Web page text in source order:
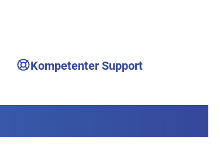
Kompetenter Support